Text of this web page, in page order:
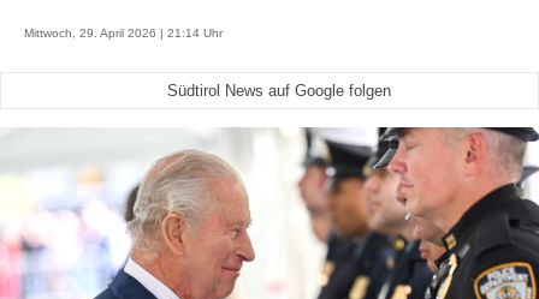
Mittwoch, 29. April 2026 | 21:14 Uhr
Südtirol News auf Google folgen